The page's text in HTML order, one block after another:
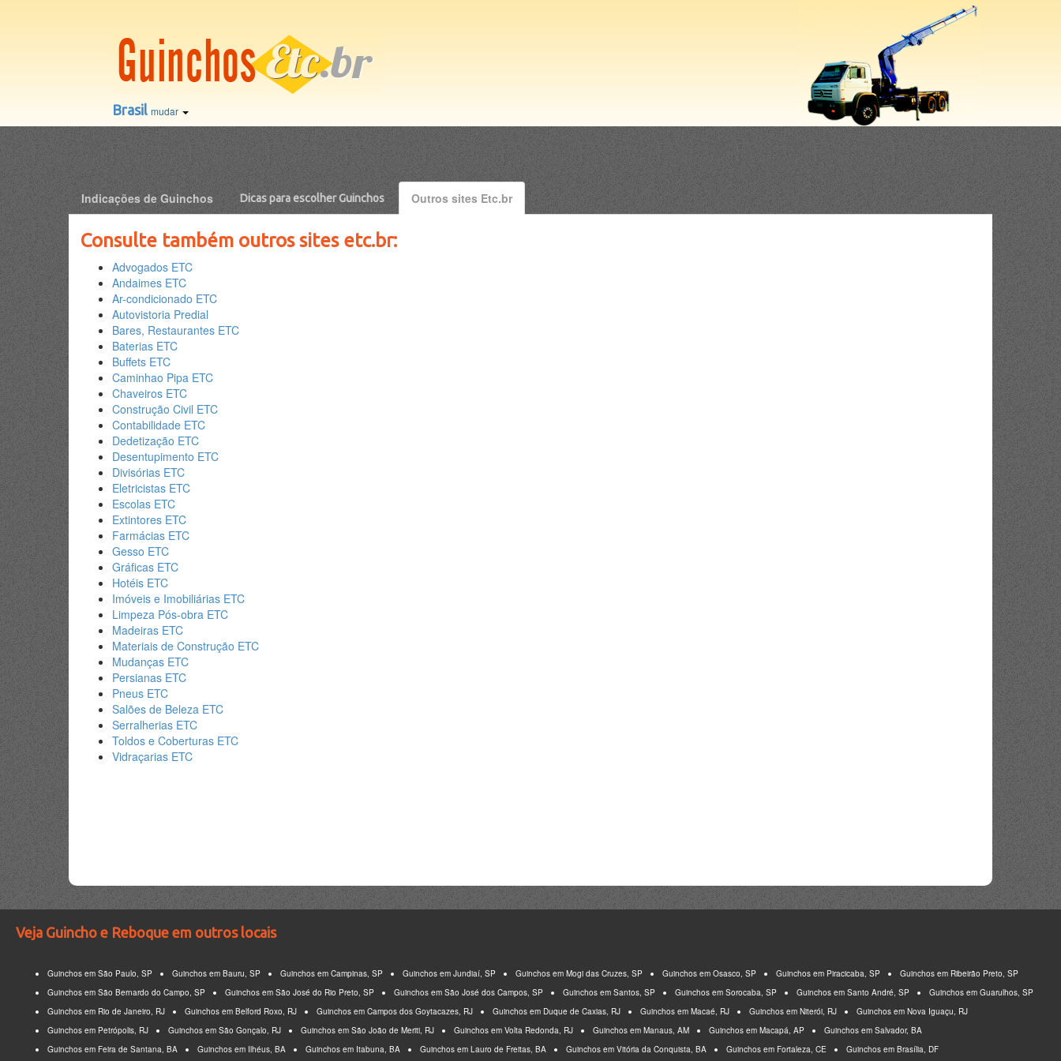
Brasil mudar
Indicações de Guinchos Dicas para escolher Guinchos Outros sites Etc.br
Consulte também outros sites etc.br:
Advogados ETC
Andaimes ETC
Ar-condicionado ETC
Autovistoria Predial
Bares, Restaurantes ETC
Baterias ETC
Buffets ETC
Caminhao Pipa ETC
Chaveiros ETC
Construção Civil ETC
Contabilidade ETC
Dedetização ETC
Desentupimento ETC
Divisórias ETC
Eletricistas ETC
Escolas ETC
Extintores ETC
Farmácias ETC
Gesso ETC
Gráficas ETC
Hotéis ETC
Imóveis e Imobiliárias ETC
Limpeza Pós-obra ETC
Madeiras ETC
Materiais de Construção ETC
Mudanças ETC
Persianas ETC
Pneus ETC
Salões de Beleza ETC
Serralherias ETC
Toldos e Coberturas ETC
Vidraçarias ETC
Veja Guincho e Reboque em outros locais
Guinchos em São Paulo, SP Guinchos em Bauru, SP Guinchos em Campinas, SP Guinchos em Jundiaí, SP Guinchos em Mogi das Cruzes, SP Guinchos em Osasco, SP Guinchos em Piracicaba, SP
Guinchos em Ribeirão Preto, SP
Guinchos em São Bernardo do Campo, SP
Guinchos em São José do Rio Preto, SP Guinchos em São José dos Campos, SP Guinchos em Santos, SP Guinchos em Sorocaba, SP Guinchos em Santo André, SP
Guinchos em Guarulhos, SP
Guinchos em Rio de Janeiro, RJ
Guinchos em Belford Roxo, RJ Guinchos em Campos dos Goytacazes, RJ Guinchos em Duque de Caxias, RJ Guinchos em Macaé, RJ Guinchos em Niterói, RJ
Guinchos em Nova Iguaçu, RJ
Guinchos em Petrópolis, RJ
Guinchos em São Gonçalo, RJ Guinchos em São João de Meriti, RJ Guinchos em Volta Redonda, RJ Guinchos em Manaus, AM Guinchos em Macapá, AP
Guinchos em Salvador, BA
Guinchos em Feira de Santana, BA
Guinchos em Ilhéus, BA Guinchos em Itabuna, BA Guinchos em Lauro de Freitas, BA Guinchos em Vitória da Conquista, BA Guinchos em Fortaleza, CE Guinchos em Brasília, DF